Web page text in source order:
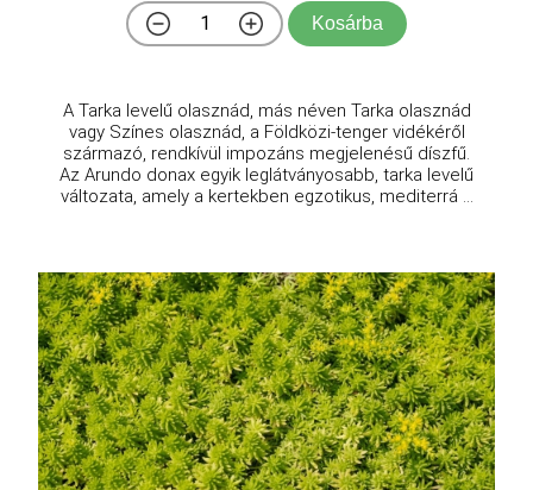
Kosárba
A Tarka levelű olasznád, más néven Tarka olasznád
vagy Színes olasznád, a Földközi-tenger vidékéről
származó, rendkívül impozáns megjelenésű díszfű.
Az Arundo donax egyik leglátványosabb, tarka levelű
változata, amely a kertekben egzotikus, mediterrá ...